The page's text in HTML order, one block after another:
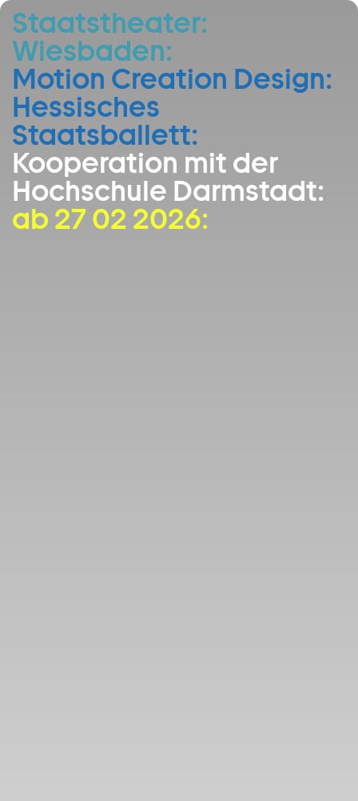
Zum Hauptinhalt springen
Zum Footer springen
Staatstheater:
Wiesbaden:
Motion Creation Design:
Hessisches
Staatsballett:
Kooperation mit der
Hochschule Darmstadt:
ab 27 02 2026: